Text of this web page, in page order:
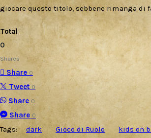
giocare questo titolo, sebbene rimanga di
Total
0
Shares
Share 0
Tweet 0
Share 0
Share 0
Tags: dark Gioco di Ruolo kids on